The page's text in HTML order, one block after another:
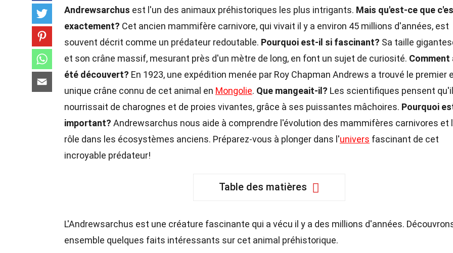
Andrewsarchus est l'un des animaux préhistoriques les plus intrigants. Mais qu'est-ce que
exactement? Cet ancien mammifère carnivore, qui vivait il y a environ 45 millions d'années, est
souvent décrit comme un prédateur redoutable. Pourquoi est-il si fascinant? Sa taille
et son crâne massif, mesurant près d'un mètre de long, en font un sujet de curiosité. Comment
été découvert? En 1923, une expédition menée par Roy Chapman Andrews a trouvé le premier
unique crâne connu de cet animal en Mongolie. Que mangeait-il? Les scientifiques pensent
nourrissait de charognes et de proies vivantes, grâce à ses puissantes mâchoires. Pourquoi
important? Andrewsarchus nous aide à comprendre l'évolution des mammifères carnivores et
rôle dans les écosystèmes anciens. Préparez-vous à plonger dans l'univers fascinant de cet
incroyable prédateur!
Table des matières
L'Andrewsarchus est une créature fascinante qui a vécu il y a des millions d'années.
ensemble quelques faits intéressants sur cet animal préhistorique.